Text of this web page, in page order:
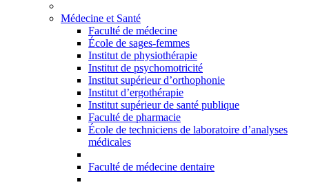
Médecine et Santé
Faculté de médecine
École de sages-femmes
Institut de physiothérapie
Institut de psychomotricité
Institut supérieur d’orthophonie
Institut d’ergothérapie
Institut supérieur de santé publique
Faculté de pharmacie
École de techniciens de laboratoire d’analyses
médicales
Faculté de médecine dentaire